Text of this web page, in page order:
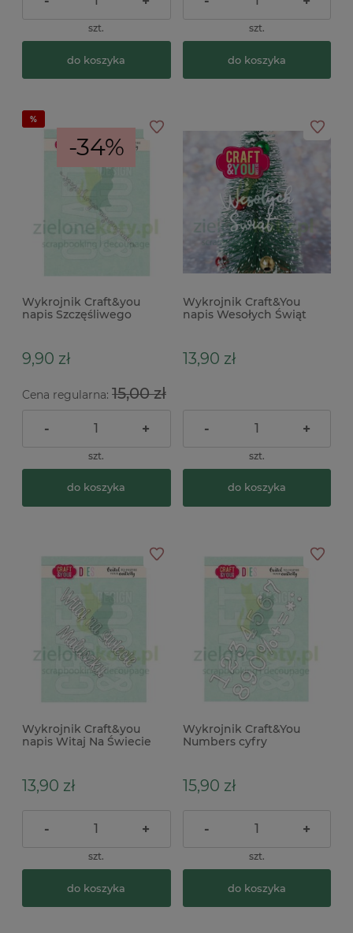
szt.
do koszyka
szt.
do koszyka
-34%
Wykrojnik Craft&you
napis Szczęśliwego
9,90 zł
Cena regularna: 15,00 zł
- +
szt.
do koszyka
Wykrojnik Craft&You
napis Wesołych Świąt
13,90 zł
- +
szt.
do koszyka
Wykrojnik Craft&you
napis Witaj Na Świecie
13,90 zł
- +
szt.
do koszyka
Wykrojnik Craft&You
Numbers cyfry
15,90 zł
- +
szt.
do koszyka